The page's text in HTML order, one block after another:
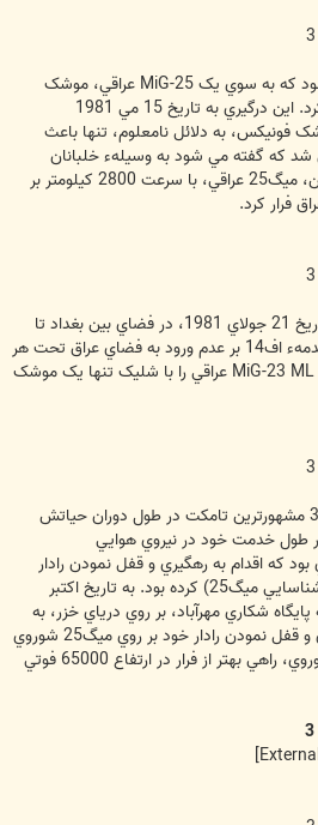
اين اولين تامکتي شناخته مي شود که به سوي يک MiG-25 عراقي، موشک
AIM-54A (فونيکس) را شليک کرد. اين درگيري به تاريخ 15 مي 1981
داد و موشک فونيکس، به دلائل نامعلوم، تنها باعث
در ميگ25 عراقي شد که گفته مي شود به وسيلهء خلبانان
روسي هدايت مي شد. پس از اين، ميگ25 عراقي، با سرعت 2800 کيلومتر بر
فرار کرد.
اين همان تامکتي است که به تاريخ 21 جولاي 1981، در فضاي بين بغداد تا
مرز ايران، عليرغم دستوري که خدمهء اف14 بر عدم ورود به فضاي عراق تحت هر
شرائطي داشتند، دو فروند رهگير MiG-23 ML عراقي را با شليک تنها يک موشک
اف14 با شماره سريال 6024 – 3 مشهورترين تامکت در طول دوران حياتش
خدمت خود در نيروي هوايي
يکي از دو اف14 اي بود که اقدام به رهگيري و قفل نمودن رادار
خود بر روي MiG-25RBS (نوع شناسايي ميگ25) کرده بود. به تاريخ اکتبر
اف14 متعلق به پايگاه شکاري مهرآباد، بر روي درياي خزر، به
مدت دو دقيقه، اقدام به رهگيري و قفل نمودن رادار خود بر روي ميگ25 شوروي
نمودند و هواپيماي شناسايي شوروي، راهي بهتر از فرار در ارتفاع 65000 فوتي